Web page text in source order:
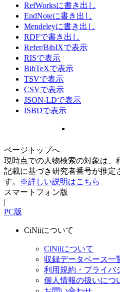
RefWorksに書き出し
EndNoteに書き出し
Mendeleyに書き出し
RDFで書き出し
Refer/BibIXで表示
RISで表示
BibTeXで表示
TSVで表示
CSVで表示
JSON-LDで表示
ISBDで表示
ページトップへ
現時点での人物検索の対象は、
記載に基づき研究者番号が推定
す。
※詳しい説明はこちら
スマートフォン版
|
PC版
CiNiiについて
CiNiiについて
収録データベース一
利用規約・プライバ
個人情報の扱いにつ